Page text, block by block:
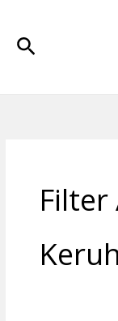
konten
Cari
Filter
Keruh